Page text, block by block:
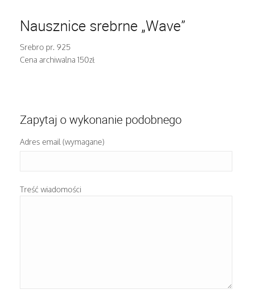
Nausznice srebrne „Wave”
Srebro pr. 925
Cena archiwalna 150zł
Zapytaj o wykonanie podobnego
Adres email (wymagane)
Treść wiadomości